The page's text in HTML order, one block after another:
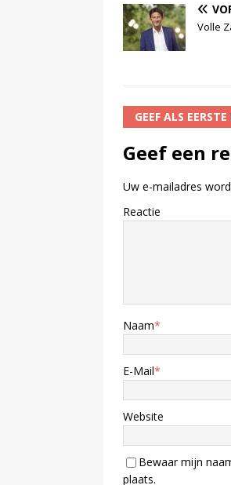
Volle
GEEF ALS
Geef een
Uw e-mailadres
Reactie
Naam*
E-Mail*
Website
Bewaar mijn
plaats.